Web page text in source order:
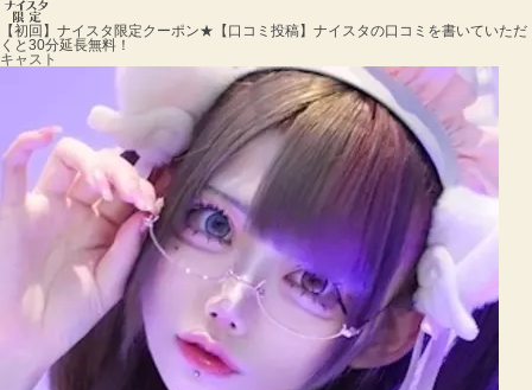
【初回】ナイスタ限定クーポン★【口コミ投稿】 ナイスタの口コミを書いていただ
くと30分延長無料！
キャスト